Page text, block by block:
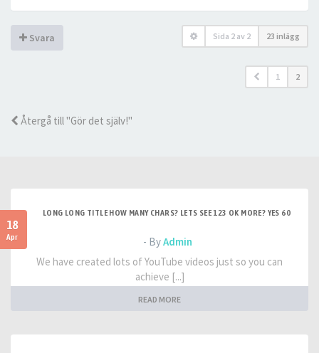
Svara Sida 2 av 2 23 inlägg
1 2
Återgå till "Gör det själv!"
18
Apr
LONG LONG TITLE HOW MANY CHARS? LETS SEE 123 OK MORE? YES 60
- ByAdmin
We have created lots of YouTube videos just so you can
achieve [...]
READ MORE